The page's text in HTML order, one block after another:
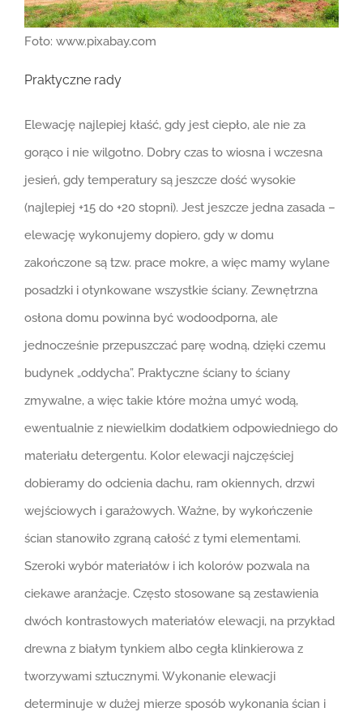
Foto: www.pixabay.com
Praktyczne rady
Elewację najlepiej kłaść, gdy jest ciepło, ale nie za
gorąco i nie wilgotno. Dobry czas to wiosna i wczesna
jesień, gdy temperatury są jeszcze dość wysokie
(najlepiej +15 do +20 stopni). Jest jeszcze jedna zasada –
elewację wykonujemy dopiero, gdy w domu
zakończone są tzw. prace mokre, a więc mamy wylane
posadzki i otynkowane wszystkie ściany. Zewnętrzna
osłona domu powinna być wodoodporna, ale
jednocześnie przepuszczać parę wodną, dzięki czemu
budynek „oddycha”. Praktyczne ściany to ściany
zmywalne, a więc takie które można umyć wodą,
ewentualnie z niewielkim dodatkiem odpowiedniego do
materiału detergentu. Kolor elewacji najczęściej
dobieramy do odcienia dachu, ram okiennych, drzwi
wejściowych i garażowych. Ważne, by wykończenie
ścian stanowiło zgraną całość z tymi elementami.
Szeroki wybór materiałów i ich kolorów pozwala na
ciekawe aranżacje. Często stosowane są zestawienia
dwóch kontrastowych materiałów elewacji, na przykład
drewna z białym tynkiem albo cegła klinkierowa z
tworzywami sztucznymi. Wykonanie elewacji
determinuje w dużej mierze sposób wykonania ścian i